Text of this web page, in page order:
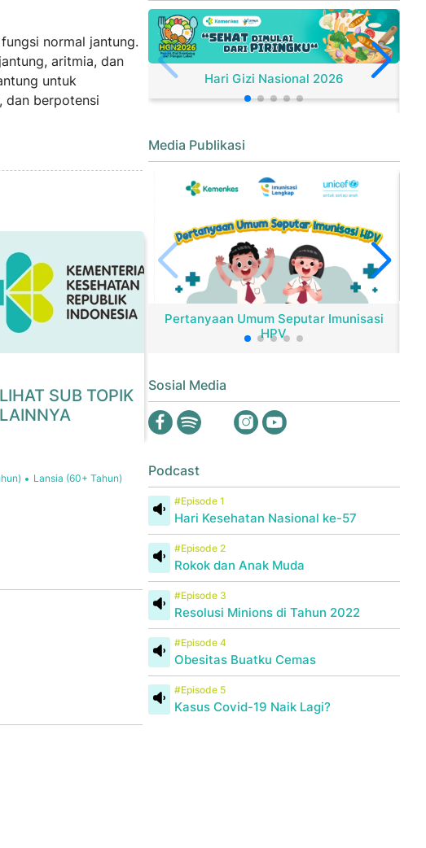
normal jantung.
aritmia, dan
untuk
dan berpotensi
LIHAT SUB TOPIK
LAINNYA
Lansia (60+ Tahun)
Hari Gizi Nasional 2026
Media Publikasi
Pertanyaan Umum Seputar Imunisasi
HPV
Sosial Media
Podcast
#Episode 1
Hari Kesehatan Nasional ke-57
#Episode 2
Rokok dan Anak Muda
#Episode 3
Resolusi Minions di Tahun 2022
#Episode 4
Obesitas Buatku Cemas
#Episode 5
Kasus Covid-19 Naik Lagi?